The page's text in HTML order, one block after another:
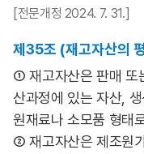
[전문개정 2024. 7. 31.]
제35조 (재고자산의
① 재고자산은 판매 또
산과정에 있는 자산,
원재료나 소모품 형태
② 재고자산은 제조원